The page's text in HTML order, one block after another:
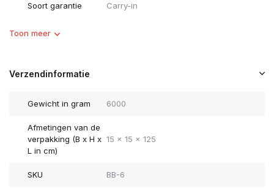
Soort garantie Carry-in
Toon meer
Verzendinformatie
Gewicht in gram 6000
Afmetingen van de
verpakking (B x H x
L in cm)
15 x 15 x 125
SKU BB-6